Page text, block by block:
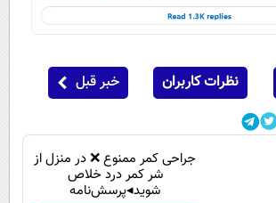
نظرات کاربران خبر قبل
جراحی کمر ممنوع ❌ در منزل از
شر کمر درد خلاص
شوید◂پرسش‌نامه